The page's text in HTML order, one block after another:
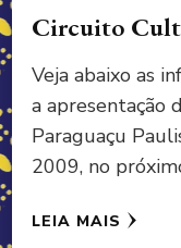
Circuito
Veja abaixo as
a apresentação
Paraguaçu
2009, no
LEIA MAIS